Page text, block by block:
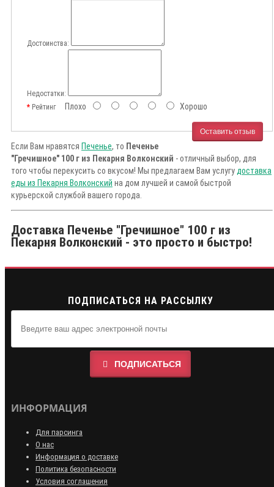
Достоинства:
Недостатки:
РейтингПлохо Хорошо
Оставить отзыв
Если Вам нравятся Печенье, то Печенье
"Гречишное" 100 г из Пекарня Волконский - отличный выбор, для
того чтобы перекусить со вкусом! Мы предлагаем Вам услугу доставка
еды из Пекарня Волконский на дом лучшей и самой быстрой
курьерской службой вашего города.
Доставка Печенье "Гречишное" 100 г из
Пекарня Волконский - это просто и быстро!
ПОДПИСАТЬСЯ НА РАССЫЛКУ
ПОДПИСАТЬСЯ
ИНФОРМАЦИЯ
Для парсинга
О нас
Информация о доставке
Политика безопасности
Условия соглашения